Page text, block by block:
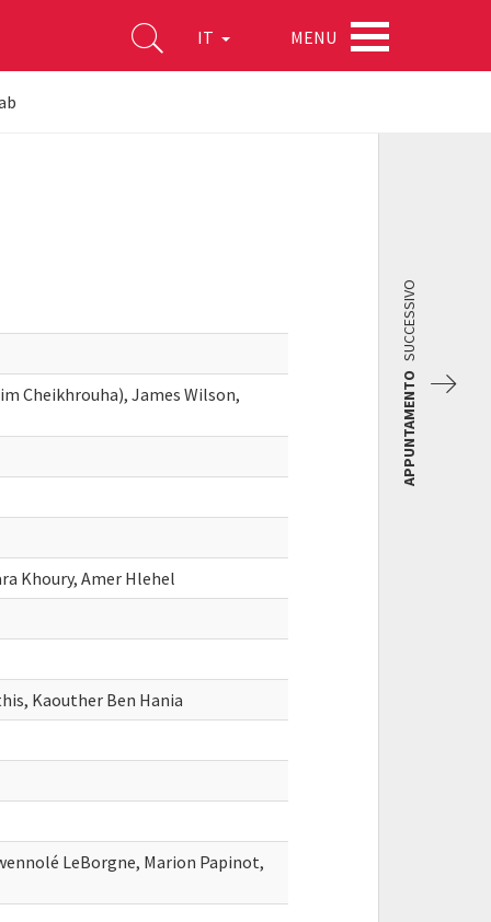
IT MENU
Cheikhrouha), James Wilson,
Khoury, Amer Hlehel
Kaouther Ben Hania
LeBorgne, Marion Papinot,
APPUNTAMENTO
SUCCESSIVO